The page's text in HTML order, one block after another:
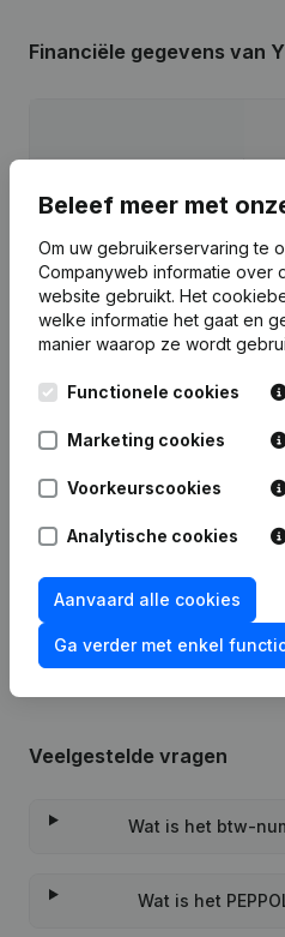
Financiële gegevens van
Eigen vermogen
Brutomarge
Publicatiesvan Yzer
22-09-2023
Rubriek
enz...)
Veelgestelde vragen
Wat is het btw-
Wat is het
Beleef meer met
Om uw gebruikerservaring te
Companyweb informatie over
website gebruikt. Het
welke informatie het gaat en
manier waarop ze wordt
Functionele cookies
Marketing cookies
Voorkeurscookies
Analytische cookies
Aanvaard alle cookies
Ga verder met enkel